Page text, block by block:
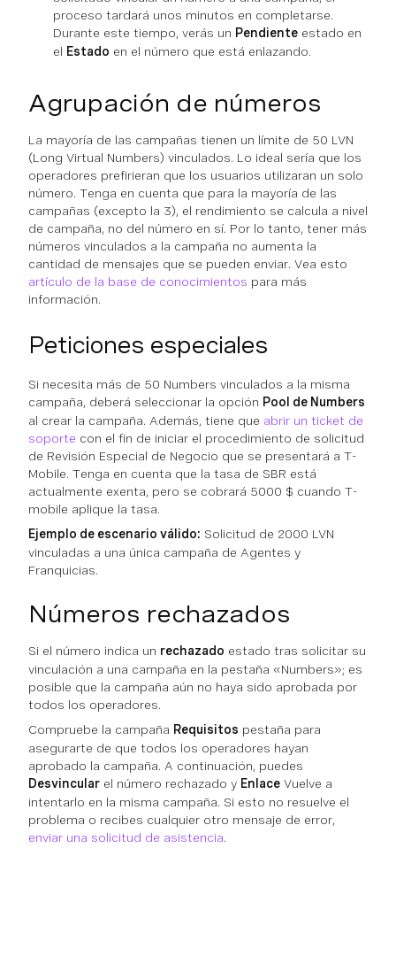
proceso tardará unos minutos en completarse.
Durante este tiempo, verás un Pendiente estado en
el Estado en el número que está enlazando.
Agrupación de números
La mayoría de las campañas tienen un límite de 50 LVN
(Long Virtual Numbers) vinculados. Lo ideal sería que los
operadores prefirieran que los usuarios utilizaran un solo
número. Tenga en cuenta que para la mayoría de las
campañas (excepto la 3), el rendimiento se calcula a nivel
de campaña, no del número en sí. Por lo tanto, tener más
números vinculados a la campaña no aumenta la
cantidad de mensajes que se pueden enviar. Vea esto
artículo de la base de conocimientos para más
información.
Peticiones especiales
Si necesita más de 50 Numbers vinculados a la misma
campaña, deberá seleccionar la opción Pool de Numbers
al crear la campaña. Además, tiene que abrir un ticket de
soporte con el fin de iniciar el procedimiento de solicitud
de Revisión Especial de Negocio que se presentará a T-
Mobile. Tenga en cuenta que la tasa de SBR está
actualmente exenta, pero se cobrará 5000 $ cuando T-
mobile aplique la tasa.
Ejemplo de escenario válido: Solicitud de 2000 LVN
vinculadas a una única campaña de Agentes y
Franquicias.
Números rechazados
Si el número indica un rechazado estado tras solicitar su
vinculación a una campaña en la pestaña «Numbers»; es
posible que la campaña aún no haya sido aprobada por
todos los operadores.
Compruebe la campaña Requisitos pestaña para
asegurarte de que todos los operadores hayan
aprobado la campaña. A continuación, puedes
Desvincular el número rechazado y Enlace Vuelve a
intentarlo en la misma campaña. Si esto no resuelve el
problema o recibes cualquier otro mensaje de error,
enviar una solicitud de asistencia.